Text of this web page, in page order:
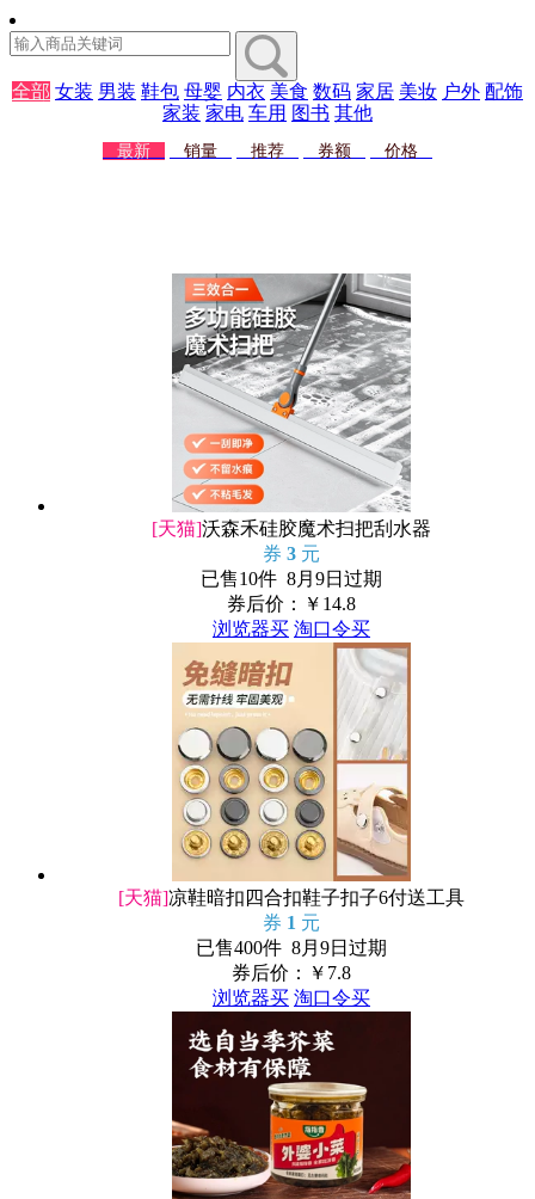
全部 女装 男装 鞋包 母婴 内衣 美食 数码 家居 美妆 户外 配饰
家装 家电 车用 图书 其他
最新 销量 推荐 券额 价格
[天猫]沃森禾硅胶魔术扫把刮水器
券 3 元
已售10件 8月9日过期
券后价：￥ 14.8
浏览器买 淘口令买
[天猫]凉鞋暗扣四合扣鞋子扣子6付送工具
券 1 元
已售400件 8月9日过期
券后价：￥ 7.8
浏览器买 淘口令买